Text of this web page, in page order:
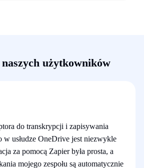
naszych użytkowników
do transkrypcji i zapisywania
w usłudze OneDrive jest niezwykle
za pomocą Zapier była prosta, a
mojego zespołu są automatycznie